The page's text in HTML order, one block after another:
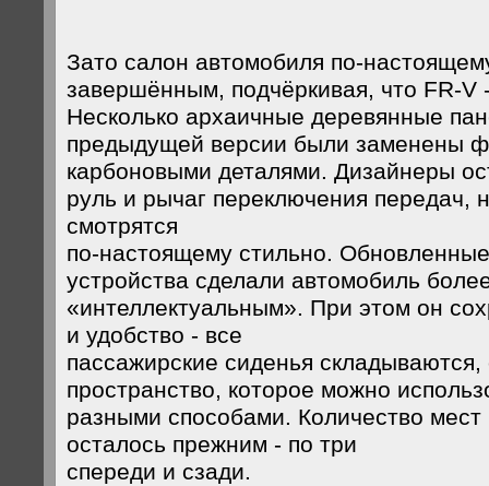
Зато салон автомобиля по-
завершённым, подчёркивая, что FR-V
Несколько архаичные деревянные
предыдущей версии были заменены
карбоновыми деталями. Дизайнеры
руль и рычаг переключения передач,
смотрятся
по-настоящему стильно.
устройства сделали автомобиль
«интеллектуальным». При этом он
и удобство - все
пассажирские сиденья складываются,
пространство, которое можно
разными способами. Количество
осталось прежним - по три
спереди и сзади.